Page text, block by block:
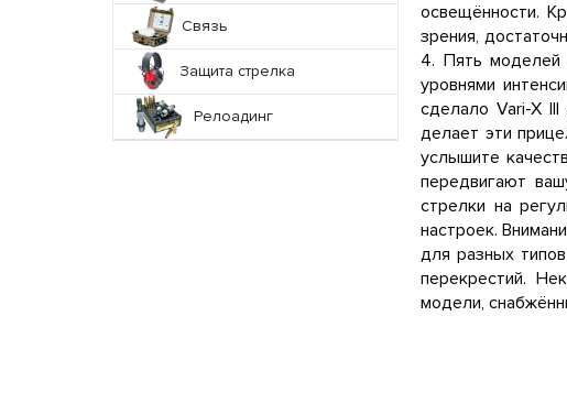
Связь
Защита стрелка
Релоадинг
освещённости.
зрения,
4. Пять моделей
уровнями
сделало Vari-X
делает эти
услышите
передвигают
стрелки на
настроек.
для разных
перекрестий.
модели,